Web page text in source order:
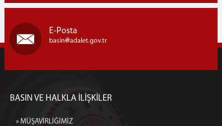
E-Posta
basin adalet.gov.tr
BASIN VE HALKLA İLİŞKİLER
» MÜŞAVİRLİĞİMİZ